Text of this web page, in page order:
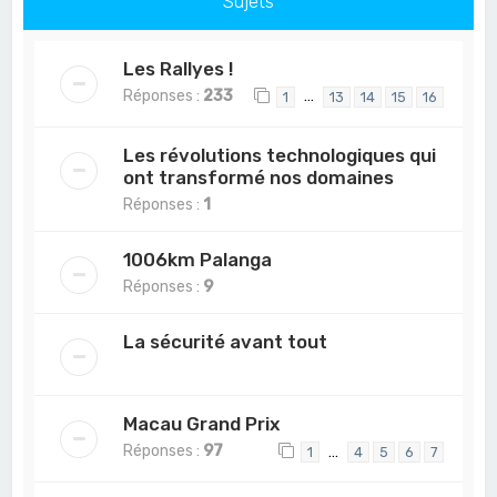
Les Rallyes !
Réponses : 233 1 … 13 14 15 16
Les révolutions technologiques qui
ont transformé nos domaines
Réponses : 1
1006km Palanga
Réponses : 9
La sécurité avant tout
Macau Grand Prix
Réponses : 97 1 … 4 5 6 7